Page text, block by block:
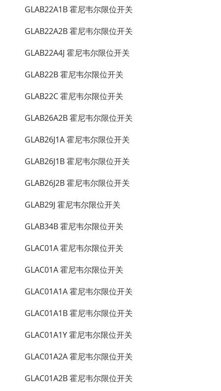
GLAB22A1B 霍尼韦尔限位开关
GLAB22A2B 霍尼韦尔限位开关
GLAB22A4J 霍尼韦尔限位开关
GLAB22B 霍尼韦尔限位开关
GLAB22C 霍尼韦尔限位开关
GLAB26A2B 霍尼韦尔限位开关
GLAB26J1A 霍尼韦尔限位开关
GLAB26J1B 霍尼韦尔限位开关
GLAB26J2B 霍尼韦尔限位开关
GLAB29J 霍尼韦尔限位开关
GLAB34B 霍尼韦尔限位开关
GLAC01A 霍尼韦尔限位开关
GLAC01A 霍尼韦尔限位开关
GLAC01A1A 霍尼韦尔限位开关
GLAC01A1B 霍尼韦尔限位开关
GLAC01A1Y 霍尼韦尔限位开关
GLAC01A2A 霍尼韦尔限位开关
GLAC01A2B 霍尼韦尔限位开关